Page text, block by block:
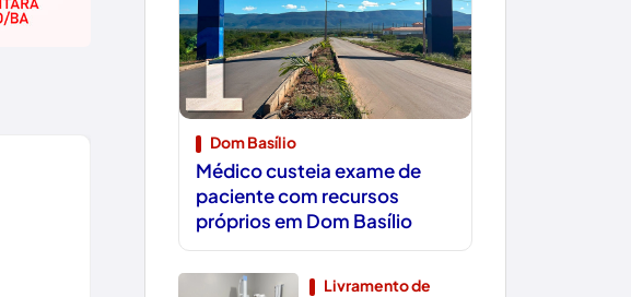
1
Dom Basílio
Médico custeia exame de
paciente com recursos
próprios em Dom Basílio
Livramento de